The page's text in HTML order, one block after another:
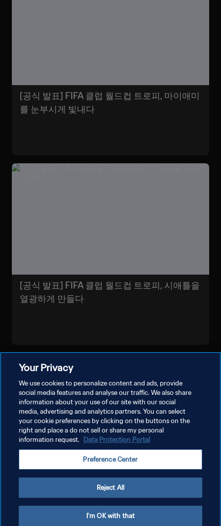
[공식 발표] FIFA 클럽 월드컵 트로피, 마이애미
를 눈부시게 빛내다
[공식 발표] FIFA 클럽 월드컵 트로피, 시애틀을
열광하게 만들다
개인정보 보호정책
쿠키 기본 설정 관리
Copyright © 1994 - 2026 FIFA. All rights reserved.
Your Privacy
We use cookies to personalize content and ads, provide
social media features and analyse our traffic. We also share
information about your use of our site with our social
media, advertising and analytics partners. You can select
your cookie preferences by clicking on the buttons on the
right and place a do not sell or share my personal
information request. Data Protection Portal
Preference Center
Reject All
I'm OK with that